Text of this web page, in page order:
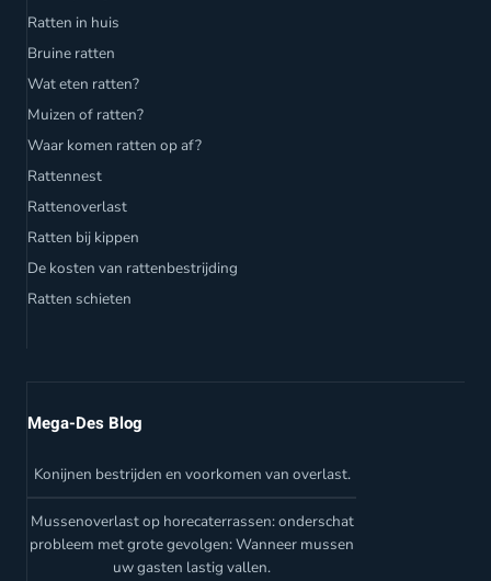
Ratten in huis
Bruine ratten
Wat eten ratten?
Muizen of ratten?
Waar komen ratten op af?
Rattennest
Rattenoverlast
Ratten bij kippen
De kosten van rattenbestrijding
Ratten schieten
Mega-Des Blog
Konijnen bestrijden en voorkomen van overlast.
Mussenoverlast op horecaterrassen: onderschat
probleem met grote gevolgen: Wanneer mussen
uw gasten lastig vallen.